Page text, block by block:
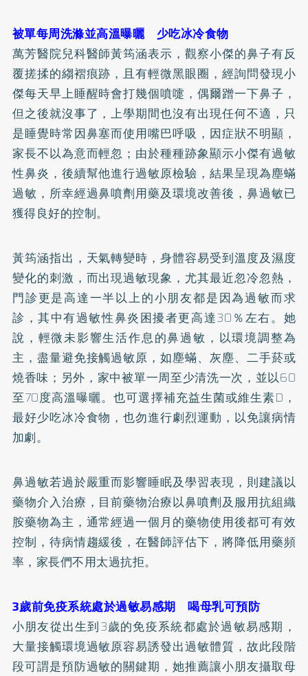
被單每周洗滌並高溫曝曬 少吃冰冷食物
萬芳醫院兒科醫師黃筠涵表示，觀察小傑的鼻子有反
覆搓揉的縐褶痕跡，且有輕微黑眼圈，經詢問發現小
傑每天早上睡醒時會打幾個噴嚏，偶爾蹭一下鼻子，
但之後就沒事了，上學期間也沒有出現任何不適，只
是睡覺時常因鼻塞而使用嘴巴呼吸，因症狀不明顯，
家長不以為意而輕忽；由於種種跡象顯示小傑有過敏
性鼻炎，後續幫他進行過敏原檢驗，結果呈現為塵蟎
過敏，所幸經過鼻噴劑用藥及環境改善後，鼻過敏已
獲得良好的控制。
黃筠涵指出，天氣轉變時，身體容易受到溫度及濕度
變化的刺激，而出現過敏現象，尤其最近忽冷忽熱，
門診更是高達一半以上的小朋友都是因為過敏而求
診，其中有過敏性鼻炎困擾者更高達30％左右。她
說，輕微未影響生活作息的鼻過敏，以環境調整為
主，盡量避免接觸過敏原，如塵蟎、灰塵、二手菸或
燒香味；另外，家中被單一周至少清洗一次，並以60
至70度高溫曝曬。也可選擇補充益生菌或維生素D ，
最好少吃冰冷食物，也勿進行劇烈運動，以免讓病情
加劇。
鼻過敏若過於嚴重而影響睡眠及學習表現，則建議以
藥物介入治療，目前藥物治療以鼻噴劑及服用抗組織
胺藥物為主，通常經過一個月的藥物使用後都可有效
控制，待病情趨緩後，在醫師評估下，將降低用藥頻
率，家長們不用太過抗拒。
3歲前免疫系統處於過敏易感期 喝母乳可預防
小朋友從出生到3歲的免疫系統都處於過敏易感期，
大量接觸環境過敏原容易誘發出過敏體質，故此段階
段可謂是預防過敏的關鍵期，她推薦讓小朋友攝取母